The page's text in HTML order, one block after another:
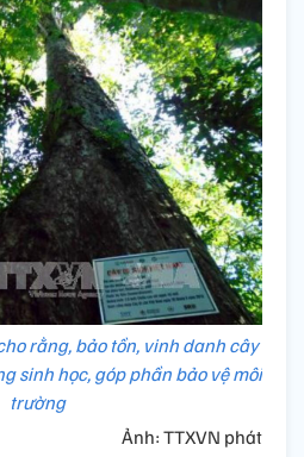
rằng, bảo tồn, vinh danh cây
sinh học, góp phần bảo vệ môi
trường
Ảnh: TTXVN phát